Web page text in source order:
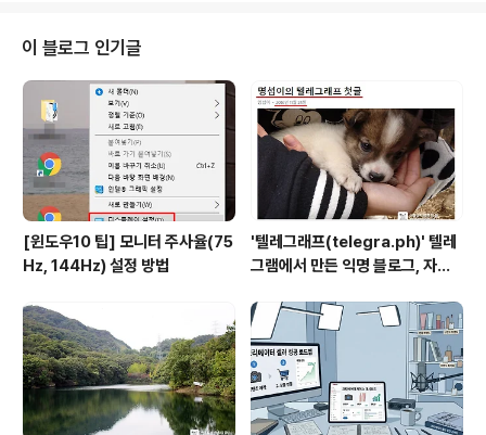
만반의 준비를 하게 된다. 딱 지금이 그 준비를 시작하는 시
기이기도 하다. 황사를 대비하는 분들에게 최저가 또는 보
다 저렴하게 원하는 제품을 구매할 수 있는 '코스트코 온라
인 몰'을 소개한다. 코스트코는 다른 곳에는 없는 제품이 많
고 한번에 다량을 주문하는 제품은 상당히 저렴하다는 것
으로 많이 알려져 있다. 하지만, 집..
이 블로그 인기글
[윈도우10 팁] 모니터 주사율(75
Hz, 144Hz) 설정 방법
'텔레그래프(telegra.ph)' 텔레
그램에서 만든 익명 블로그, 자유